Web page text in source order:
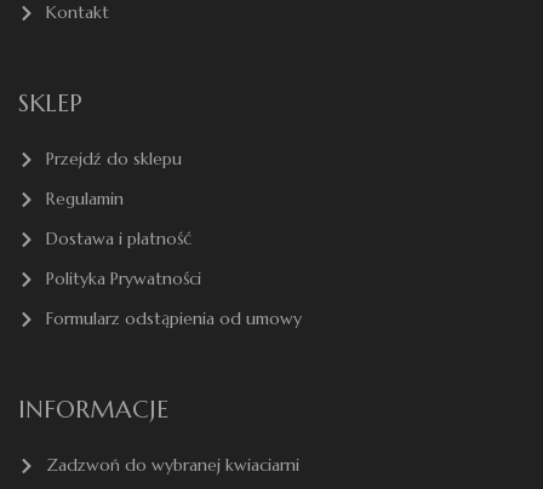
Kontakt
SKLEP
Przejdź do sklepu
Regulamin
Dostawa i płatność
Polityka Prywatności
Formularz odstąpienia od umowy
INFORMACJE
Zadzwoń do wybranej kwiaciarni